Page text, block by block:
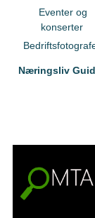
Eventer og
konserter
Næringsliv